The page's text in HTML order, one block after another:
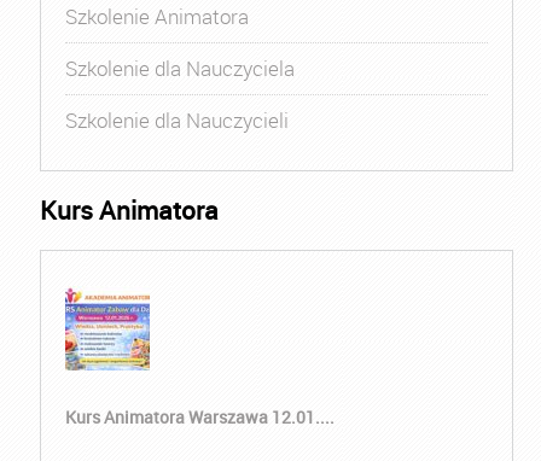
Szkolenie Animatora
Szkolenie dla Nauczyciela
Szkolenie dla Nauczycieli
Kurs Animatora
Kurs Animatora Warszawa 12.01....